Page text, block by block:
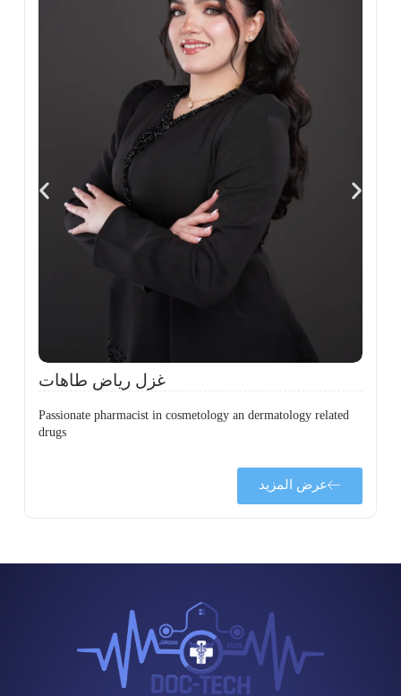
غزل رياض طاهات
Passionate pharmacist in cosmetology an dermatology related
drugs
عرض المزيد